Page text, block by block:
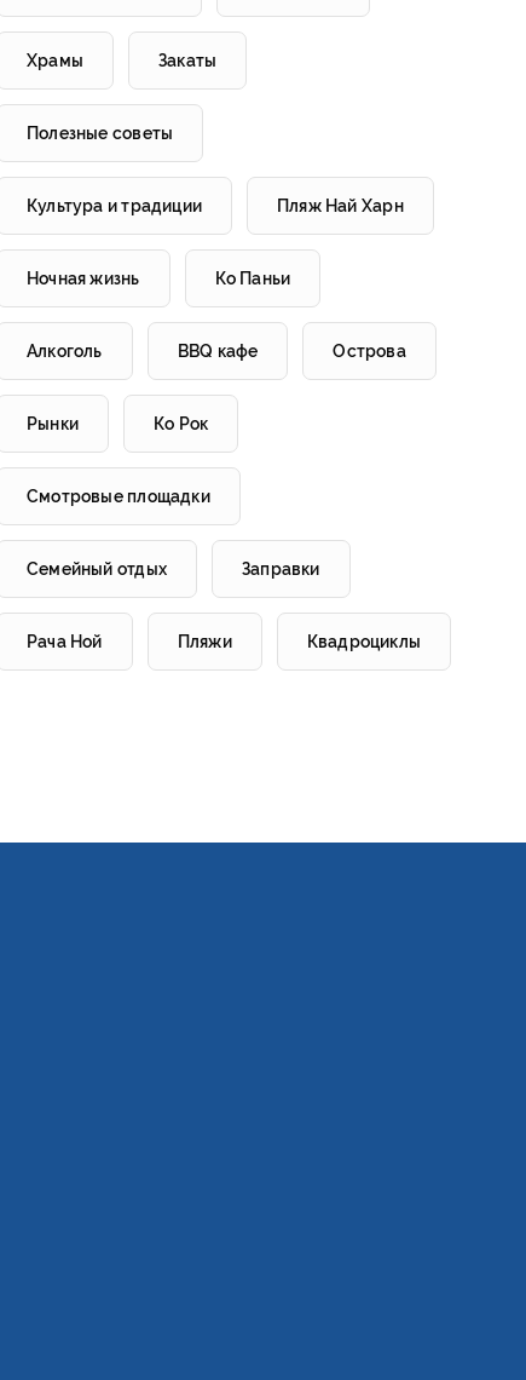
Храмы Закаты
Полезные советы
Культура и традиции Пляж Най Харн
Ночная жизнь Ко Паньи
Алкоголь BBQ кафе Острова
Рынки Ко Рок
Смотровые площадки
Семейный отдых Заправки
Рача Ной Пляжи Квадроциклы